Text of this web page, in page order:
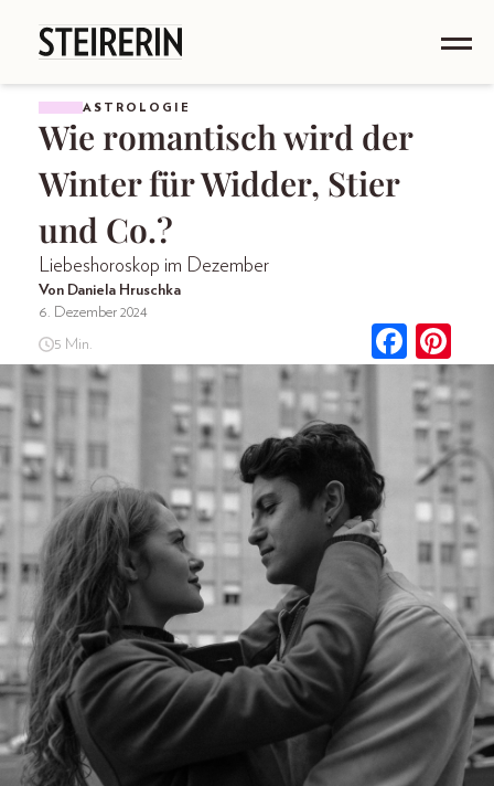
ASTROLOGIE
Wie romantisch wird der
Winter für Widder, Stier
und Co.?
Liebeshoroskop im Dezember
Von Daniela Hruschka
6. Dezember 2024
5 Min.